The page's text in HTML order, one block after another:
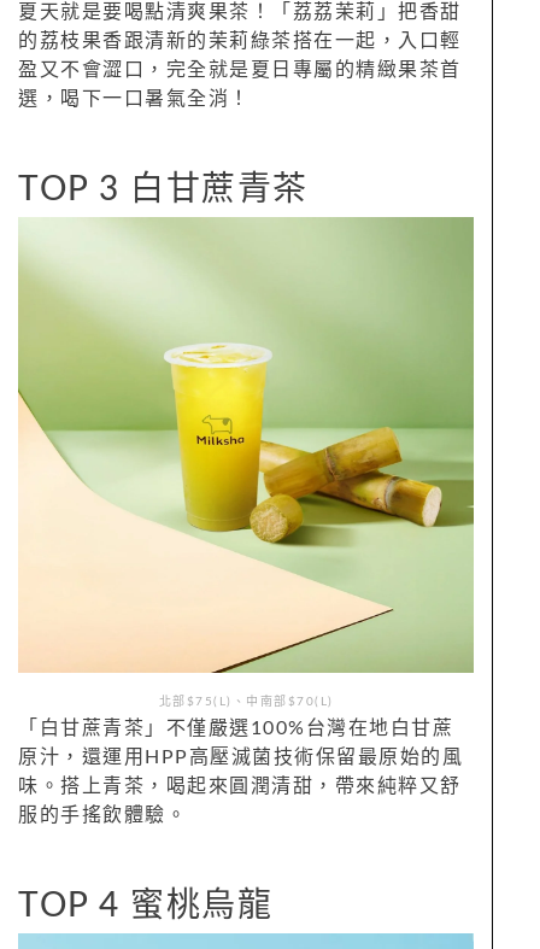
夏天就是要喝點清爽果茶！「荔荔茉莉」把香甜
的荔枝果香跟清新的茉莉綠茶搭在一起，入口輕
盈又不會澀口，完全就是夏日專屬的精緻果茶首
選，喝下一口暑氣全消！
TOP 3 白甘蔗青茶
北部$75(L)、中南部$70(L)
「白甘蔗青茶」不僅嚴選100%台灣在地白甘蔗
原汁，還運用HPP高壓滅菌技術保留最原始的風
味。搭上青茶，喝起來圓潤清甜，帶來純粹又舒
服的手搖飲體驗。
TOP 4 蜜桃烏龍